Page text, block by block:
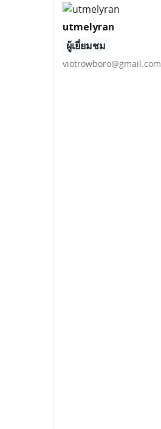
utmelyran
ผู้เยี่ยมชม
viotrowboro@gmail.com